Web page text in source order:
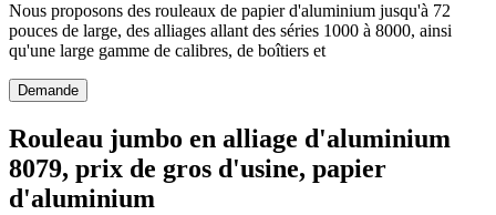
Nous proposons des rouleaux de papier d'aluminium jusqu'à 72
pouces de large, des alliages allant des séries 1000 à 8000, ainsi
qu'une large gamme de calibres, de boîtiers et
Demande
Rouleau jumbo en alliage d'aluminium
8079, prix de gros d'usine, papier
d'aluminium